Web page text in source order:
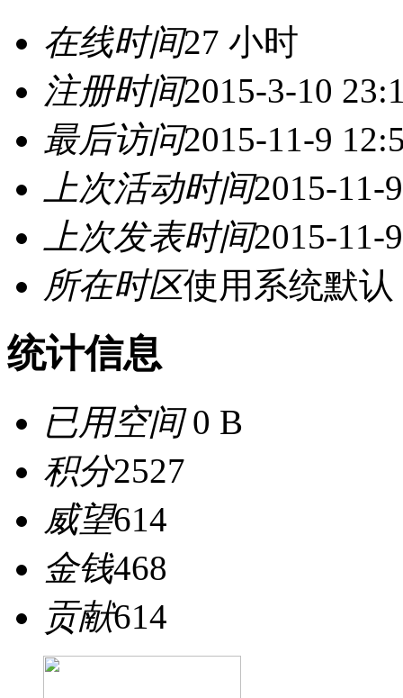
在线时间27 小时
注册时间2015-3-10
最后访问2015-11-9
上次活动时间2015-11-
上次发表时间2015-11-
所在时区使用系统默认
统计信息
已用空间0 B
积分2527
威望614
金钱468
贡献614